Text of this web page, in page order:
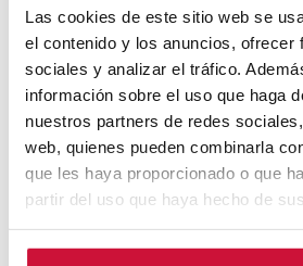
Las cookies de este sitio web se
el contenido y los anuncios, ofrecer
sociales y analizar el tráfico.
información sobre el uso que haga
nuestros partners de redes
web, quienes pueden combinarla
que les haya proporcionado o que
partir del uso que haya hecho de
Euncet Business School
80 académicos en el
de inteligencia artificial
Terrassa